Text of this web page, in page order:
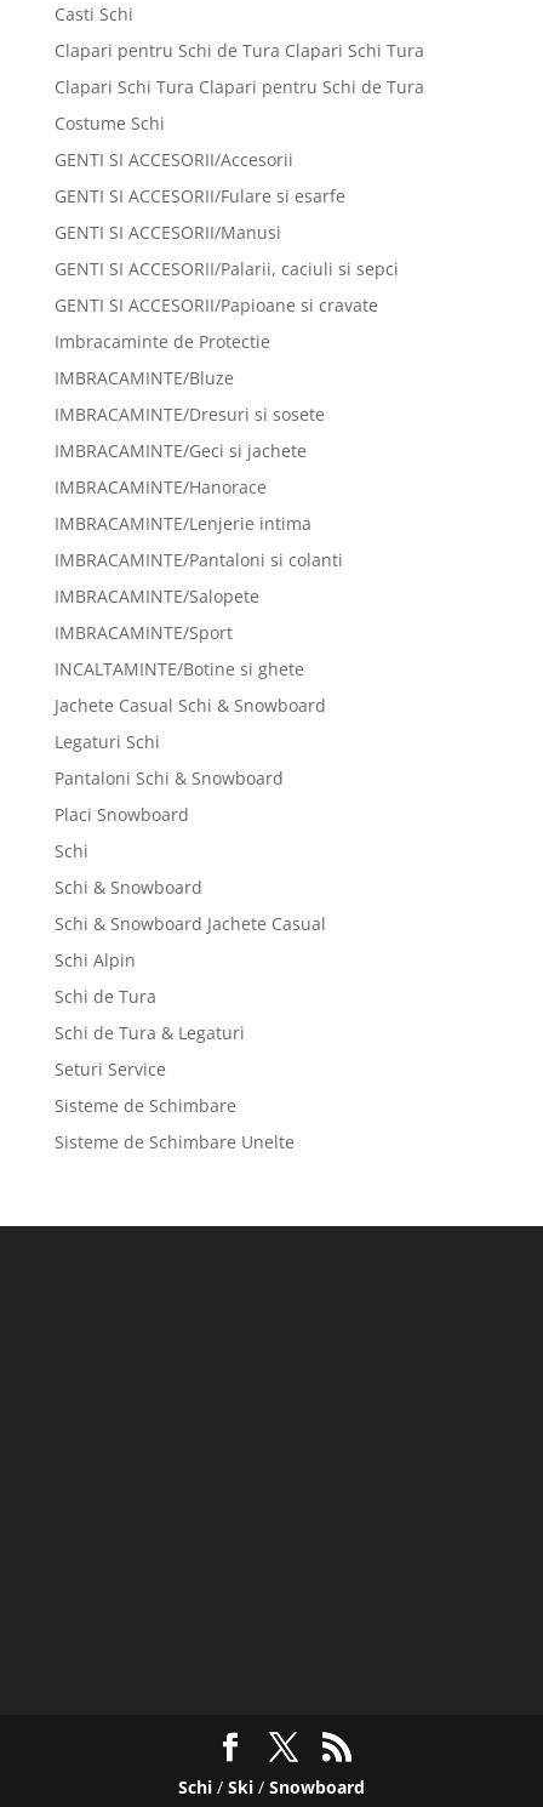
Casti Schi
Clapari pentru Schi de Tura Clapari Schi Tura
Clapari Schi Tura Clapari pentru Schi de Tura
Costume Schi
GENTI SI ACCESORII/Accesorii
GENTI SI ACCESORII/Fulare si esarfe
GENTI SI ACCESORII/Manusi
GENTI SI ACCESORII/Palarii, caciuli si sepci
GENTI SI ACCESORII/Papioane si cravate
Imbracaminte de Protectie
IMBRACAMINTE/Bluze
IMBRACAMINTE/Dresuri si sosete
IMBRACAMINTE/Geci si jachete
IMBRACAMINTE/Hanorace
IMBRACAMINTE/Lenjerie intima
IMBRACAMINTE/Pantaloni si colanti
IMBRACAMINTE/Salopete
IMBRACAMINTE/Sport
INCALTAMINTE/Botine si ghete
Jachete Casual Schi & Snowboard
Legaturi Schi
Pantaloni Schi & Snowboard
Placi Snowboard
Schi
Schi & Snowboard
Schi & Snowboard Jachete Casual
Schi Alpin
Schi de Tura
Schi de Tura & Legaturi
Seturi Service
Sisteme de Schimbare
Sisteme de Schimbare Unelte
Schi/ Ski/ Snowboard